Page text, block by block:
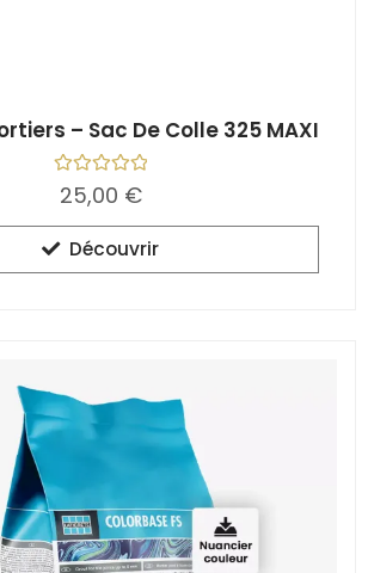
– Sac De Colle 325 MAXI
N
o
t
e
0
s
25,00 €
Découvrir